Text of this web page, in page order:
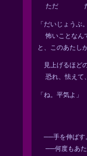
ただ だけ
「だいじょうぶ
怖いことなん
と、このあたし
見上げるほど
恐れ、怯えて
「ね。平気よ」
──手を伸ばす
──何度もあた